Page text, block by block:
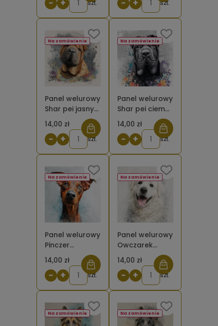
− + szt. − + szt.
Panel welurowy
Shar pei jasny
malowany [6-
8]
14,00 zł
Na zamówienie
− + szt.
Panel welurowy
Shar pei ciemny
malowany [6-
8]
14,00 zł
Na zamówienie
− + szt.
Panel welurowy
Pinczer
brązowy
malowany [6-
8]
14,00 zł
Na zamówienie
− + szt.
Panel welurowy
Owczarek
podhalański
malowany [6-
8]
14,00 zł
Na zamówienie
− + szt.
Na zamówienie Na zamówienie